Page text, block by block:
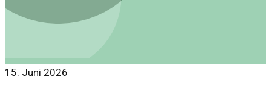
15. Juni 2026